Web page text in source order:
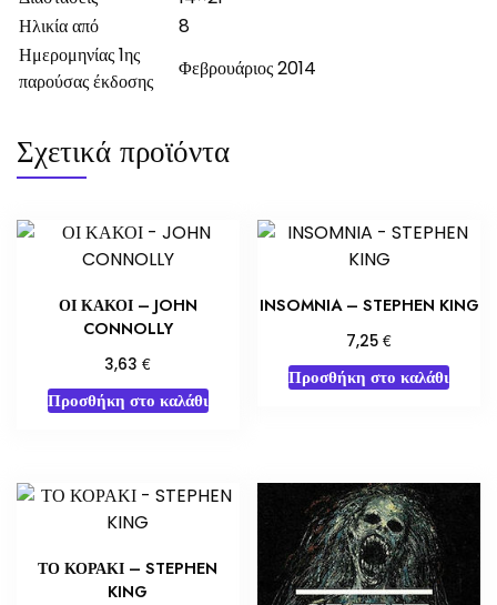
Ηλικία από
8
Ημερομηνίας 1ης
παρούσας έκδοσης
Φεβρουάριος 2014
Σχετικά προϊόντα
ΟΙ ΚΑΚΟΙ – JOHN
CONNOLLY
3,63€
Προσθήκη στο καλάθι
INSOMNIA – STEPHEN KING
7,25€
Προσθήκη στο καλάθι
ΤΟ ΚΟΡΑΚΙ – STEPHEN
KING